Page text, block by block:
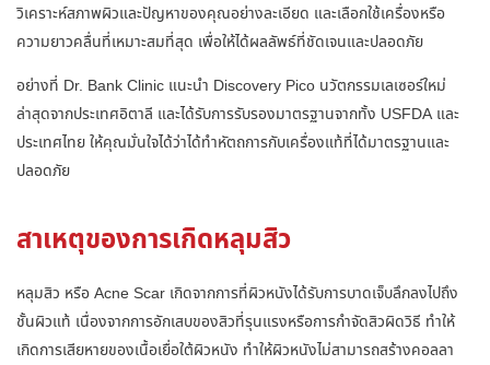
วิเคราะห์สภาพผิวและปัญหาของคุณอย่างละเอียด และเลือกใช้เครื่องหรือ
ความยาวคลื่นที่เหมาะสมที่สุด เพื่อให้ได้ผลลัพธ์ที่ชัดเจนและปลอดภัย
อย่างที่ Dr. Bank Clinic แนะนำ Discovery Pico นวัตกรรมเลเซอร์ใหม่
ล่าสุดจากประเทศอิตาลี และได้รับการรับรองมาตรฐานจากทั้ง USFDA และ
ประเทศไทย ให้คุณมั่นใจได้ว่าได้ทำหัตถการกับเครื่องแท้ที่ได้มาตรฐานและ
ปลอดภัย
สาเหตุของการเกิดหลุมสิว
หลุมสิว หรือ Acne Scar เกิดจากการที่ผิวหนังได้รับการบาดเจ็บลึกลงไปถึง
ชั้นผิวแท้ เนื่องจากการอักเสบของสิวที่รุนแรงหรือการกำจัดสิวผิดวิธี ทำให้
เกิดการเสียหายของเนื้อเยื่อใต้ผิวหนัง ทำให้ผิวหนังไม่สามารถสร้างคอลลา